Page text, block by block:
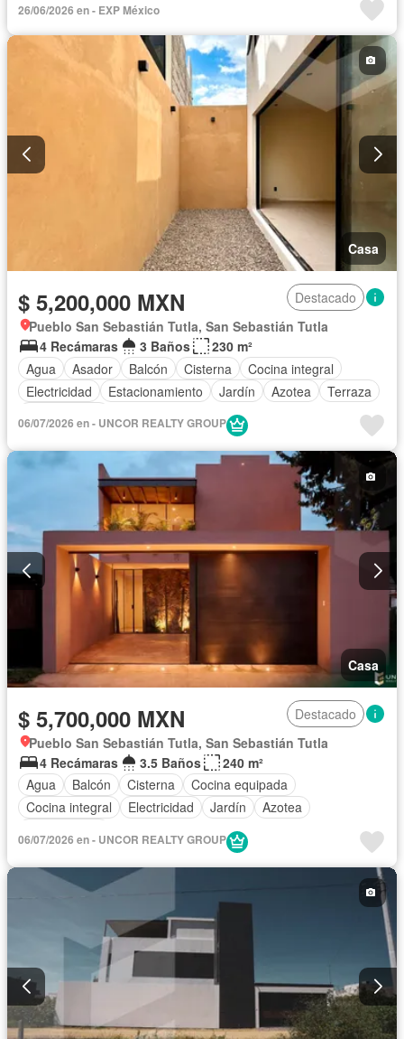
26/06/2026 en - EXP México
Casa
$ 5,200,000 MXN
Destacado
Pueblo San Sebastián Tutla, San Sebastián Tutla
4 Recámaras
3 Baños
230 m²
Agua
Asador Balcón Cisterna
Cocina integral
Electricidad
Estacionamiento Jardín Azotea
Terraza
06/07/2026 en - UNCOR REALTY GROUP
Casa
$ 5,700,000 MXN
Destacado
Pueblo San Sebastián Tutla, San Sebastián Tutla
4 Recámaras
3.5 Baños
240 m²
Agua
Balcón Cisterna
Cocina equipada
Cocina integral
Electricidad Jardín
Azotea
06/07/2026 en - UNCOR REALTY GROUP